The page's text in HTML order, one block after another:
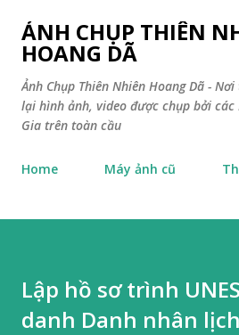
Chuyển đến nội
ẢNH CHỤP THIÊN
HOANG DÃ
Ảnh Chụp Thiên Nhiên Hoang Dã -
lại hình ảnh, video được chụp bởi các
Gia trên toàn cầu
Home Máy ảnh cũ
Lập hồ sơ trình
danh Danh nhân